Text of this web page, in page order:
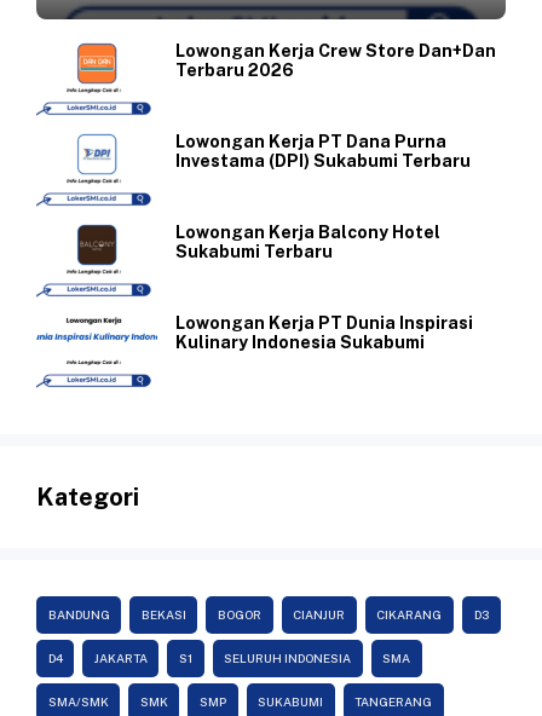
Lowongan Kerja Crew Store Dan+Dan
Terbaru 2026
Lowongan Kerja PT Dana Purna
Investama (DPI) Sukabumi Terbaru
Lowongan Kerja Balcony Hotel
Sukabumi Terbaru
Lowongan Kerja PT Dunia Inspirasi
Kulinary Indonesia Sukabumi
Kategori
BANDUNG BEKASI BOGOR CIANJUR CIKARANG D3
D4 JAKARTA S1 SELURUH INDONESIA SMA
SMA/SMK SMK SMP SUKABUMI TANGERANG